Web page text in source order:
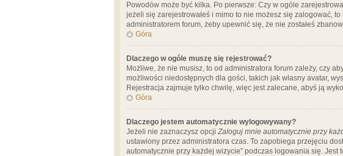
Powodów może być kilka. Po pierwsze: Czy w ogóle
jeżeli się zarejestrowałeś i mimo to nie możesz się zalogować,
administratorem forum, żeby upewnić się, że nie zostałeś
Góra
Dlaczego w ogóle muszę się rejestrować?
Możliwe, że nie musisz, to od administratora forum zależy, czy
możliwości niedostępnych dla gości, takich jak własny avatar,
Rejestracja zajmuje tylko chwilę, więc jest zalecane, abyś ją
Góra
Dlaczego jestem automatycznie wylogowywany?
Jeżeli nie zaznaczysz opcji Zaloguj mnie automatycznie przy
ustawiony przez administratora czas. To zapobiega przejęciu
automatycznie przy każdej wizycie” podczas logowania się.